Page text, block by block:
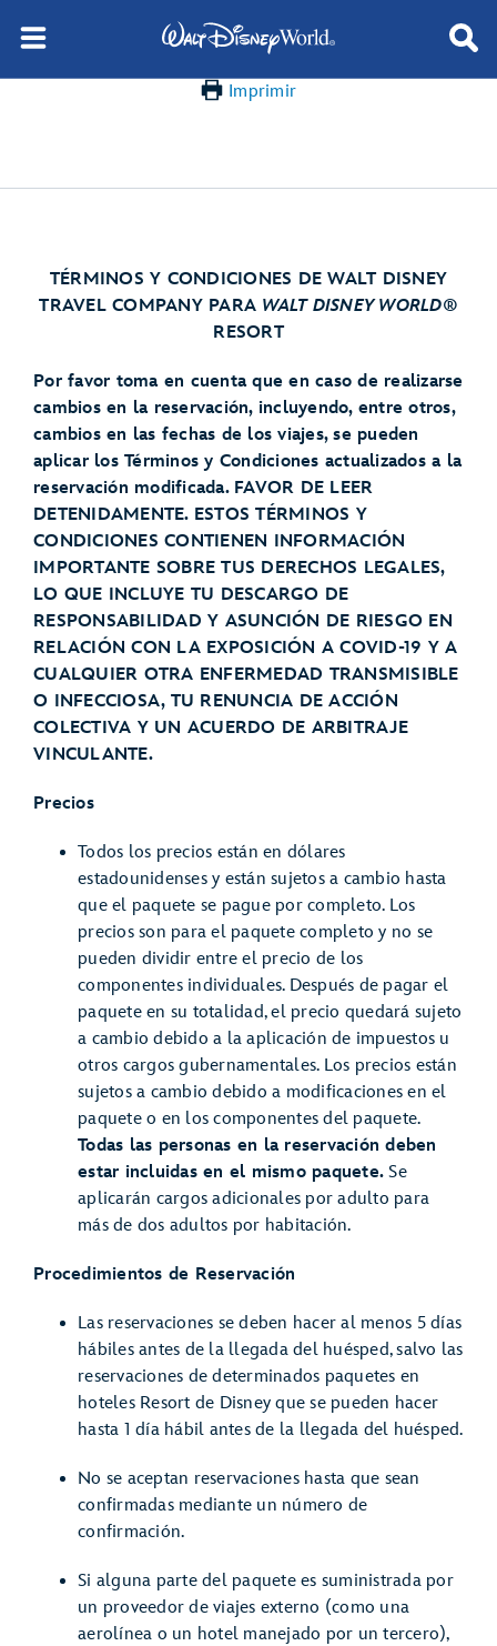
Imprimir
TÉRMINOS Y CONDICIONES DE WALT DISNEY
TRAVEL COMPANY PARA WALT DISNEY WORLD®
RESORT
Por favor toma en cuenta que en caso de realizarse
cambios en la reservación, incluyendo, entre otros,
cambios en las fechas de los viajes, se pueden
aplicar los Términos y Condiciones actualizados a la
reservación modificada. FAVOR DE LEER
DETENIDAMENTE. ESTOS TÉRMINOS Y
CONDICIONES CONTIENEN INFORMACIÓN
IMPORTANTE SOBRE TUS DERECHOS LEGALES,
LO QUE INCLUYE TU DESCARGO DE
RESPONSABILIDAD Y ASUNCIÓN DE RIESGO EN
RELACIÓN CON LA EXPOSICIÓN A COVID-19 Y A
CUALQUIER OTRA ENFERMEDAD TRANSMISIBLE
O INFECCIOSA, TU RENUNCIA DE ACCIÓN
COLECTIVA Y UN ACUERDO DE ARBITRAJE
VINCULANTE.
Precios
Todos los precios están en dólares
estadounidenses y están sujetos a cambio hasta
que el paquete se pague por completo. Los
precios son para el paquete completo y no se
pueden dividir entre el precio de los
componentes individuales. Después de pagar el
paquete en su totalidad, el precio quedará sujeto
a cambio debido a la aplicación de impuestos u
otros cargos gubernamentales. Los precios están
sujetos a cambio debido a modificaciones en el
paquete o en los componentes del paquete.
Todas las personas en la reservación deben
estar incluidas en el mismo paquete. Se
aplicarán cargos adicionales por adulto para
más de dos adultos por habitación.
Procedimientos de Reservación
Las reservaciones se deben hacer al menos 5 días
hábiles antes de la llegada del huésped, salvo las
reservaciones de determinados paquetes en
hoteles Resort de Disney que se pueden hacer
hasta 1 día hábil antes de la llegada del huésped.
No se aceptan reservaciones hasta que sean
confirmadas mediante un número de
confirmación.
Si alguna parte del paquete es suministrada por
un proveedor de viajes externo (como una
aerolínea o un hotel manejado por un tercero),